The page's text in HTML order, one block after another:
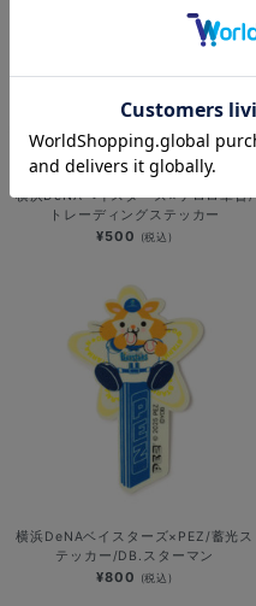
NEW
横浜DeNAベイスターズ×ケロロ軍曹/
トレーディングステッカー
¥500 (税込)
横浜DeNAベイスターズ×PEZ/蓄光ス
テッカー/DB.スターマン
¥800 (税込)